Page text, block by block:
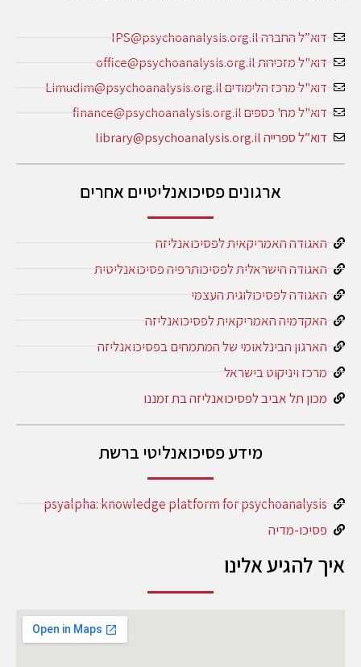
דוא”ל החברה IPS@psychoanalysis.org.il
דוא"ל מזכירות office@psychoanalysis.org.il
דוא"ל מרכז הלימודים Limudim@psychoanalysis.org.il
דוא"ל מח' כספים finance@psychoanalysis.org.il
דוא”ל ספרייה library@psychoanalysis.org.il
ארגונים פסיכואנליטיים אחרים
האגודה האמריקאית לפסיכואנליזה
האגודה הישראלית לפסיכותרפיה פסיכואנליטית
האגודה לפסיכולוגית העצמי
האקדמיה האמריקאית לפסיכואנליזה
הארגון הבינלאומי של המתמחים בפסיכואנליזה
מרכז ויניקוט בישראל
מכון תל אביב לפסיכואנליזה בת זמננו
מידע פסיכואנליטי ברשת
psyalpha: knowledge platform for psychoanalysis
פסיכו-מדיה
איך להגיע אלינו